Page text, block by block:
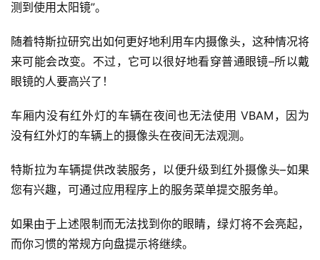
测到使用太阳镜”。
随着特斯拉研究出如何更好地利用车内摄像头，这种情况将
来可能会改变。不过，它可以很好地看穿普通眼镜–所以戴
眼镜的人要高兴了！
车厢内没有红外灯的车辆在夜间也无法使用 VBAM，因为
没有红外灯的车辆上的摄像头在夜间无法观测。
特斯拉为车辆提供改装服务，以便升级到红外摄像头–如果
您有兴趣，可通过应用程序上的服务菜单提交服务单。
如果由于上述限制而无法找到你的眼睛，绿灯将不会亮起，
而你习惯的常规方向盘提示将继续。